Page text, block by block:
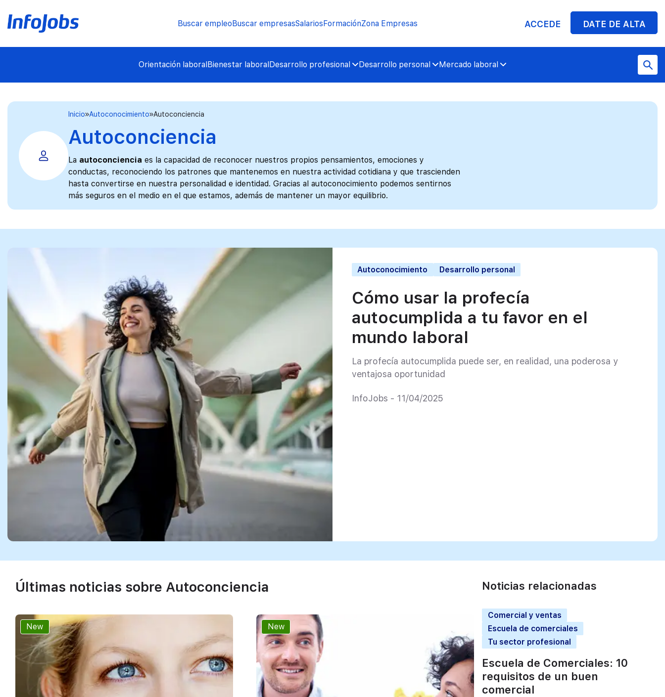
Buscar empleoBuscar empresasSalariosFormaciónZona Empresas ACCEDE DATE DE ALTA
Orientación laboralBienestar laboralDesarrollo profesional Desarrollo personal Mercado laboral
Inicio Autoconocimiento Autoconciencia
Autoconciencia
La autoconciencia es la capacidad de reconocer nuestros propios pensamientos, emociones y
conductas, reconociendo los patrones que mantenemos en nuestra actividad cotidiana y que trascienden
hasta convertirse en nuestra personalidad e identidad. Gracias al autoconocimiento podemos sentirnos
más seguros en el medio en el que estamos, además de mantener un mayor equilibrio.
Autoconocimiento Desarrollo personal
Cómo usar la profecía
autocumplida a tu favor en el
mundo laboral
La profecía autocumplida puede ser, en realidad, una poderosa y
ventajosa oportunidad
InfoJobs - 11/04/2025
Últimas noticias sobre Autoconciencia
New New
Noticias relacionadas
Comercial y ventas
Escuela de comerciales
Tu sector profesional
Escuela de Comerciales: 10
requisitos de un buen
comercial